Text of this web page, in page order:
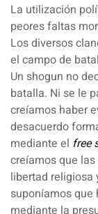
La utilización
peores faltas
Los diversos
el campo de
Un shogun no
batalla. Ni se le
creíamos haber
desacuerdo
mediante el free
creíamos que
libertad religiosa
suponíamos que
mediante la